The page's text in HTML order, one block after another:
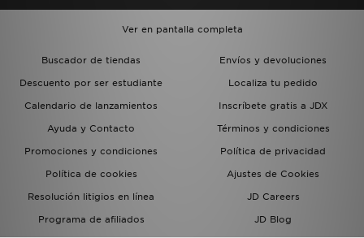
Ver en pantalla completa
Buscador de tiendas
Envíos y devoluciones
Descuento por ser estudiante
Localiza tu pedido
Calendario de lanzamientos
Inscríbete gratis a JDX
Ayuda y Contacto
Términos y condiciones
Promociones y condiciones
Política de privacidad
Política de cookies
Ajustes de Cookies
Resolución litigios en línea
JD Careers
Programa de afiliados
JD Blog